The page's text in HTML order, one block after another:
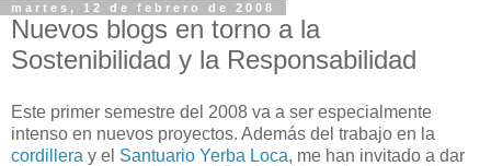
martes, 12 de febrero de 2008
Nuevos blogs en torno a la
Sostenibilidad y la Responsabilidad
Este primer semestre del 2008 va a ser especialmente
intenso en nuevos proyectos. Además del trabajo en la
cordillera y el Santuario Yerba Loca, me han invitado a dar